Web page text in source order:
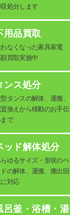
処分します
用品買取
なくなった家具家電
買取実施中
ンス処分
タンスの解体、運搬、
換えから移動のお手伝
で
ッド解体処分
ゆるサイズ・形状のベ
ドの解体、運搬、搬出回
対応
呂釜・浴槽・湯